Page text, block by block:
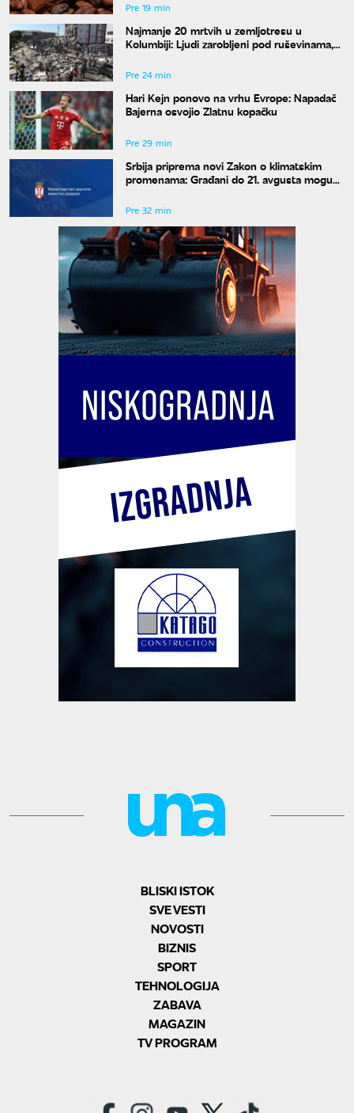
Pre 19 min
Najmanje 20 mrtvih u zemljotresu u
Kolumbiji: Ljudi zarobljeni pod ruševinama,
Pre 24 min
Hari Kejn ponovo na vrhu Evrope: Napadač
Bajerna osvojio Zlatnu kopačku
Pre 29 min
Srbija priprema novi Zakon o klimatskim
promenama: Građani do 21. avgusta mogu
Pre 32 min
BLISKI ISTOK
SVE VESTI
NOVOSTI
BIZNIS
SPORT
TEHNOLOGIJA
ZABAVA
MAGAZIN
TV PROGRAM